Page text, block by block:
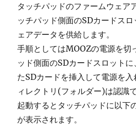
タッチパッドのファームウェア
ッチパッド側面のSDカードス
ェアデータを供給します。
手順としてはMOOZの電源を切
ッド側面のSDカードスロッ
たSDカードを挿入して電源を
ィレクトリ(フォルダー)は認識
起動するとタッチパッドに以下
が表示されます。